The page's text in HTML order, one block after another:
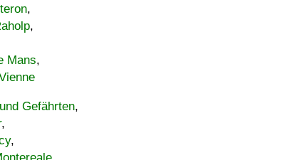
,
,
Mans,
Gefährten,
,
,